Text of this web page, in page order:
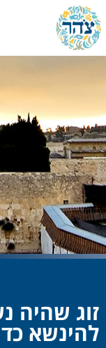
זוג שהיה
להינשא